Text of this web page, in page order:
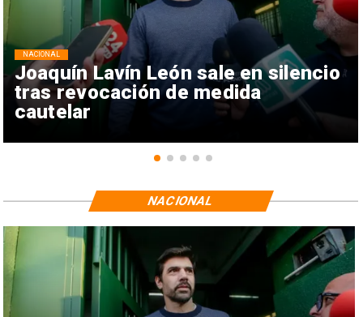
Joaquín Lavín León sale en silencio
tras revocación de medida
cautelar
NACIONAL
NACIONAL